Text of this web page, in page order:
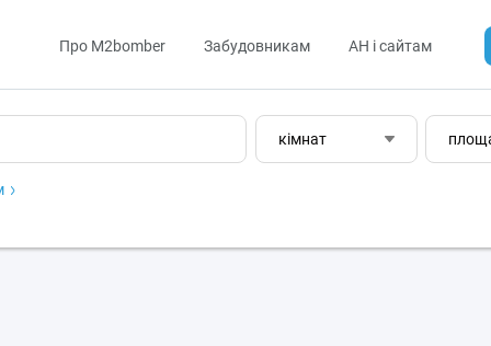
Про M2bomber Забудовникам АН і сайтам
кімнат